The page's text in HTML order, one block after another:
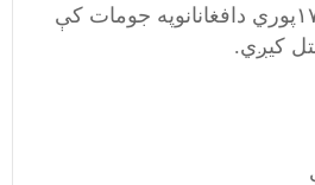
ترپنځوبجو۱۵:۰۰-۱۷:۰۰پوري دافغانانوپه جومات کې
کیږي.